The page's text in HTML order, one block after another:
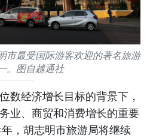
市最受国际游客欢迎的著名旅游
。图自越通社
数经济增长目标的背景下，
业、商贸和消费增长的重要
，胡志明市旅游局将继续